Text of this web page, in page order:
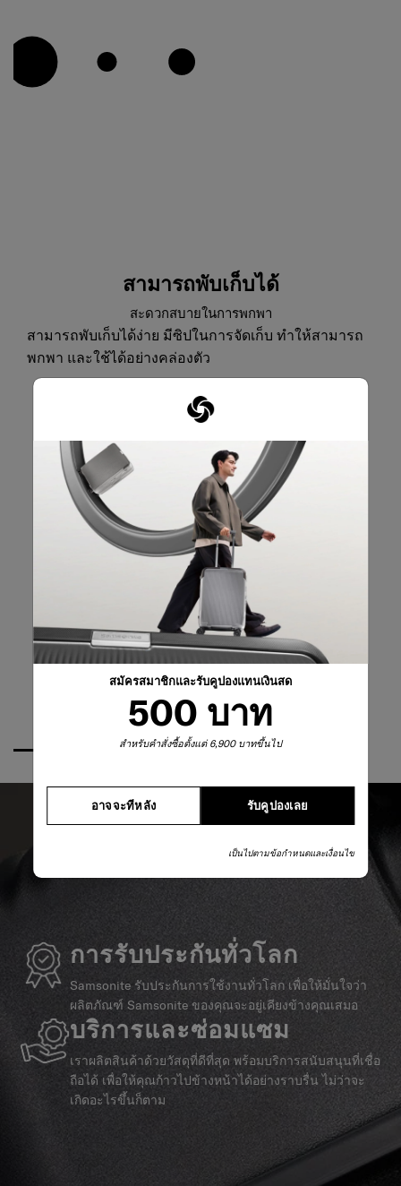
สมัครสมาชิกและรับคูปองแทนเงินสด
500 บาท
สำหรับคำสั่งซื้อตั้งแต่ 6,900 บาทขึ้นไป
รับคูปองเลย
อาจจะทีหลัง
เป็นไปตามข้อกำหนดและเงื่อนไข
สามารถพับเก็บได้
สะดวกสบายในการพกพา
สามารถพับเก็บได้ง่าย มีซิปในการจัดเก็บ ทำให้สามารถ
พกพา และใช้ได้อย่างคล่องตัว
การรับประกันทั่วโลก
Samsonite รับประกันการใช้งานทั่วโลก เพื่อให้มั่นใจว่า
ผลิตภัณฑ์ Samsonite ของคุณจะอยู่เคียงข้างคุณเสมอ
บริการและซ่อมแซม
เราผลิตสินค้าด้วยวัสดุที่ดีที่สุด พร้อมบริการสนับสนุนที่เชื่อ
ถือได้ เพื่อให้คุณก้าวไปข้างหน้าได้อย่างราบรื่น ไม่ว่าจะ
เกิดอะไรขึ้นก็ตาม